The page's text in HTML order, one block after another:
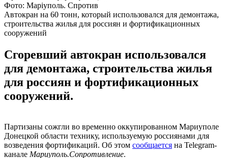
Фото: Маріуполь. Спротив
Автокран на 60 тонн, который использовался для демонтажа,
строительства жилья для россиян и фортификационных
сооружений
Сгоревший автокран использовался
для демонтажа, строительства жилья
для россиян и фортификационных
сооружений.
Партизаны сожгли во временно оккупированном Мариуполе
Донецкой области технику, используемую россиянами для
возведения фортификаций. Об этом сообщается на Telegram-
канале Мариуполь.Сопротивление.